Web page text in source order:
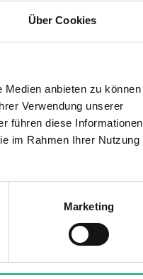
Über Cookies
anbieten zu können
Verwendung unserer
führen diese Informationen
im Rahmen Ihrer Nutzung
Marketing